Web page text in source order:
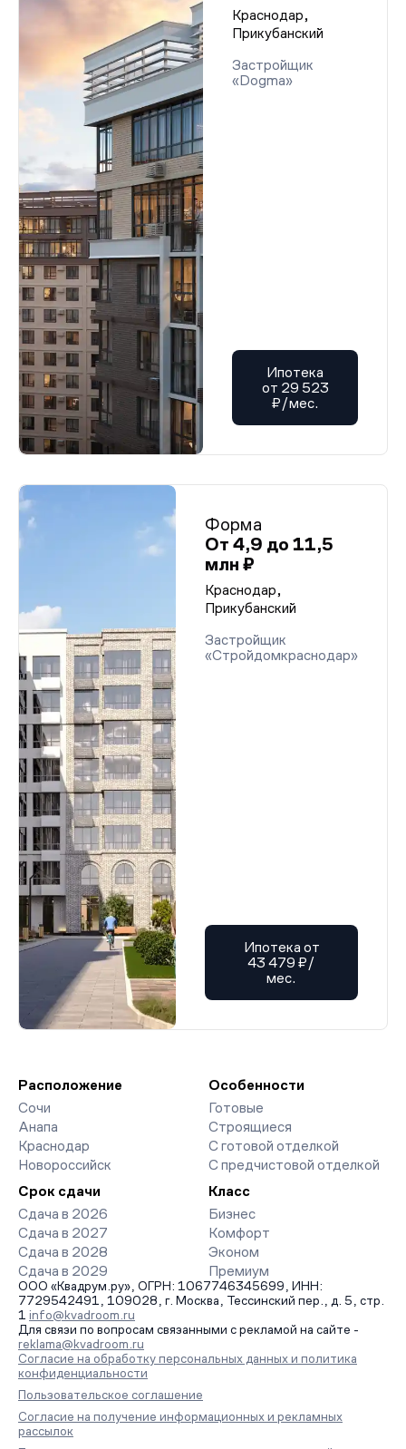
Краснодар,
Прикубанский
Застройщик
«Dogma»
Ипотека
от 29 523
₽/мес.
Форма
От 4,9 до 11,5
млн ₽
Краснодар,
Прикубанский
Застройщик
«Стройдомкраснодар»
Ипотека от
43 479 ₽/
мес.
Расположение
Сочи
Анапа
Краснодар
Новороссийск
Особенности
Готовые
Строящиеся
С готовой отделкой
С предчистовой отделкой
Срок сдачи
Сдача в 2026
Сдача в 2027
Сдача в 2028
Сдача в 2029
Класс
Бизнес
Комфорт
Эконом
Премиум
ООО «Квадрум.ру», ОГРН: 1067746345699, ИНН:
7729542491, 109028, г. Москва, Тессинский пер., д. 5, стр.
1 info@kvadroom.ru
Для связи по вопросам связанными с рекламой на сайте -
reklama@kvadroom.ru
Согласие на обработку персональных данных и политика
конфиденциальности
Пользовательское соглашение
Согласие на получение информационных и рекламных
рассылок